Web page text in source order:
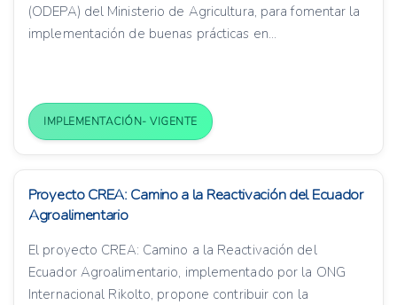
(ODEPA) del Ministerio de Agricultura, para fomentar la
implementación de buenas prácticas en...
IMPLEMENTACIÓN- VIGENTE
Proyecto CREA: Camino a la Reactivación del Ecuador
Agroalimentario
El proyecto CREA: Camino a la Reactivación del
Ecuador Agroalimentario, implementado por la ONG
Internacional Rikolto, propone contribuir con la